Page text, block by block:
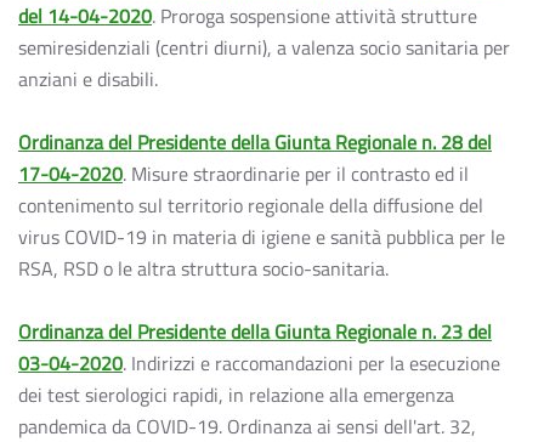
del 14-04-2020. Proroga sospensione attività strutture
semiresidenziali (centri diurni), a valenza socio sanitaria per
anziani e disabili.
Ordinanza del Presidente della Giunta Regionale n. 28 del
17-04-2020. Misure straordinarie per il contrasto ed il
contenimento sul territorio regionale della diffusione del
virus COVID-19 in materia di igiene e sanità pubblica per le
RSA, RSD o le altra struttura socio-sanitaria.
Ordinanza del Presidente della Giunta Regionale n. 23 del
03-04-2020. Indirizzi e raccomandazioni per la esecuzione
dei test sierologici rapidi, in relazione alla emergenza
pandemica da COVID-19. Ordinanza ai sensi dell'art. 32,